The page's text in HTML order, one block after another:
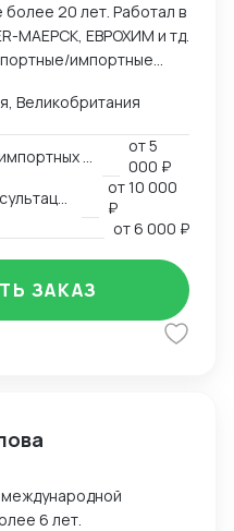
20 лет. Работал в
МАЕРСК, ЕВРОХИМ и тд.
импортные
наливных и
- судовыми партиями),
грузов,
Великобритания
от5
000 ₽
от10 000
₽
от6 000 ₽
ЗАКАЗ
6 лет.